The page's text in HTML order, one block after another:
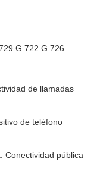
G.722 G.726
de llamadas
de teléfono
Conectividad pública